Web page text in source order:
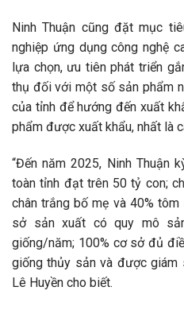
Ninh Thuận cũng đặt mục
nghiệp ứng dụng công nghệ
lựa chọn, ưu tiên phát triển
thụ đối với một số sản phẩm
của tỉnh để hướng đến xuất
phẩm được xuất khẩu, nhất là
“Đến năm 2025, Ninh Thuận
toàn tỉnh đạt trên 50 tỷ con;
chân trắng bố mẹ và 40%
sở sản xuất có quy mô
giống/năm; 100% cơ sở đủ
giống thủy sản và được giám
Lê Huyền cho biết.